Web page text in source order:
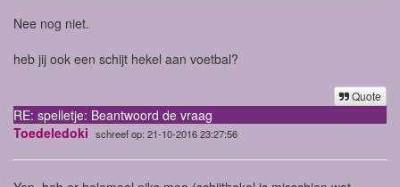
Nee nog niet.
heb jij ook een schijt hekel aan voetbal?
Quote
RE: spelletje: Beantwoord de vraag
Toedeledoki schreef op: 21-10-2016 23:27:56